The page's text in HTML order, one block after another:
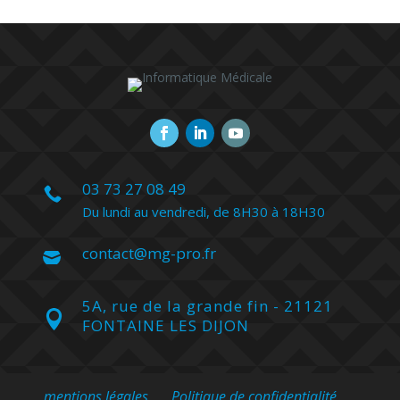
 03 73 27 08 49
Du lundi au vendredi, de 8H30 à 18H30
 contact@mg-pro.fr

5A, rue de la grande fin - 21121
FONTAINE LES DIJON
mentions légales Politique de confidentialité